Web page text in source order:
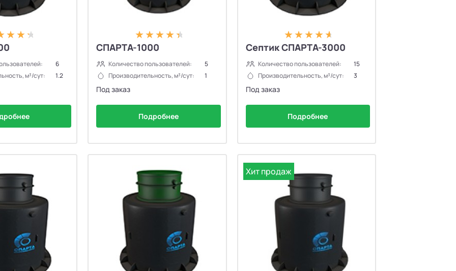
6
м³/сут:
1.2
СПАРТА-1000
Количество пользователей:
5
Производительность, м³/сут:
1
Под заказ
Подробнее
Септик СПАРТА-3000
Количество пользователей:
15
Производительность, м³/сут:
3
Под заказ
Подробнее
Хит продаж